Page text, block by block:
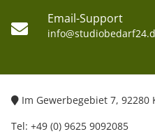
Email-Support
Im Gewerbegebiet 7, 92280
Tel: +49 (0) 9625 9092085